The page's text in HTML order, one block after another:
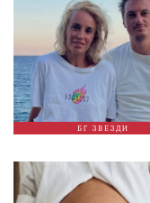
БГ ЗВЕЗДИ